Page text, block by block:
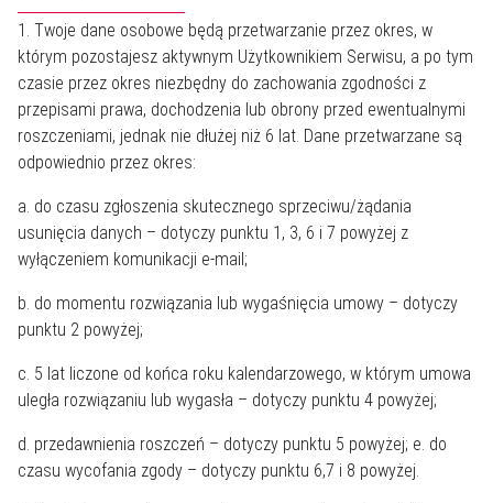
1. Twoje dane osobowe będą przetwarzanie przez okres, w
którym pozostajesz aktywnym Użytkownikiem Serwisu, a po tym
czasie przez okres niezbędny do zachowania zgodności z
przepisami prawa, dochodzenia lub obrony przed ewentualnymi
roszczeniami, jednak nie dłużej niż 6 lat. Dane przetwarzane są
odpowiednio przez okres:
a. do czasu zgłoszenia skutecznego sprzeciwu/żądania
usunięcia danych – dotyczy punktu 1, 3, 6 i 7 powyżej z
wyłączeniem komunikacji e-mail;
b. do momentu rozwiązania lub wygaśnięcia umowy – dotyczy
punktu 2 powyżej;
c. 5 lat liczone od końca roku kalendarzowego, w którym umowa
uległa rozwiązaniu lub wygasła – dotyczy punktu 4 powyżej;
d. przedawnienia roszczeń – dotyczy punktu 5 powyżej; e. do
czasu wycofania zgody – dotyczy punktu 6,7 i 8 powyżej.